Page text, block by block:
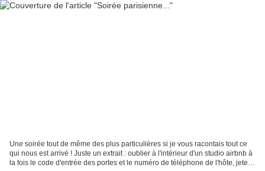
Une soirée tout de même des plus particulières si je vous racontais tout ce
qui nous est arrivé ! Juste un extrait : oublier à l'intérieur d'un studio airbnb à
la fois le code d'entrée des portes et le numéro de téléphone de l'hôte, jeter